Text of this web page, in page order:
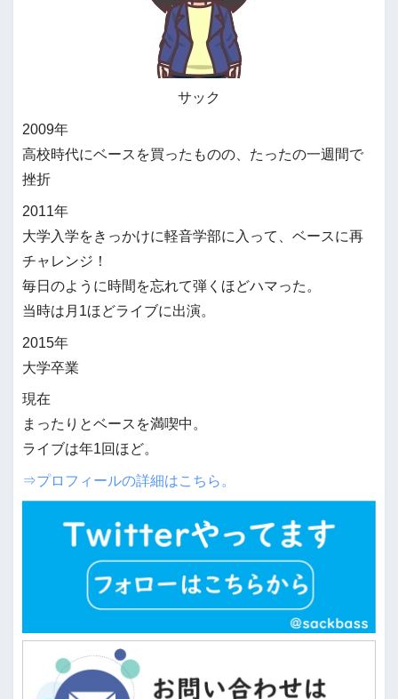
サック
2009年
高校時代にベースを買ったものの、たったの一週間で
挫折
2011年
大学入学をきっかけに軽音学部に入って、ベースに再
チャレンジ！
毎日のように時間を忘れて弾くほどハマった。
当時は月1ほどライブに出演。
2015年
大学卒業
現在
まったりとベースを満喫中。
ライブは年1回ほど。
⇒プロフィールの詳細はこちら。